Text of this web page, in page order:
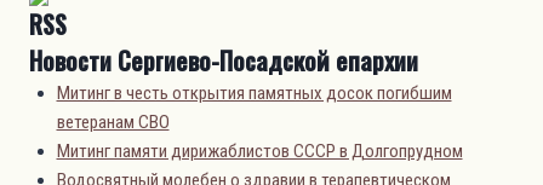
Новости Сергиево-Посадской епархии
Митинг в честь открытия памятных досок погибшим
ветеранам СВО
Митинг памяти дирижаблистов СССР в Долгопрудном
Водосвятный молебен о здравии в терапевтическом